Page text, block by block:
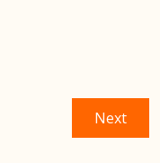
NextNext
post: